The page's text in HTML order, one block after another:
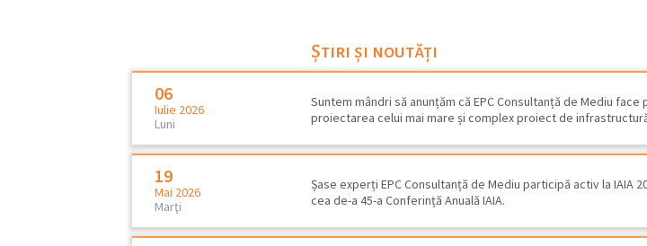
Știri și noutăți
06
Iulie 2026
Luni
Suntem mândri să anunțăm că EPC Consultanță de Mediu
proiectarea celui mai mare și complex proiect de
19
Mai 2026
Marţi
Șase experți EPC Consultanță de Mediu participă activ la IAIA
cea de-a 45-a Conferință Anuală IAIA.